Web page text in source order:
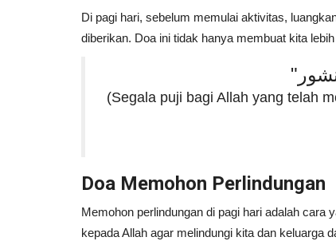
Di pagi hari, sebelum memulai aktivitas,
diberikan. Doa ini tidak hanya membuat kita
(Segala puji bagi Allah yang telah
Doa Memohon Perlindungan
Memohon perlindungan di pagi hari adalah cara
kepada Allah agar melindungi kita dan keluarga
Portal Islam Juli 14, 2024 0
Pelajari makna Tauhid dalam Islam,